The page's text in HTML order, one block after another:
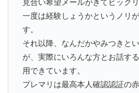
見合い希望メールがきてビックリ
一度は経験しょうかというノリ
す。
それ以降、なんだかやみつきと
が、実際にいろんな方とお話す
用できています。
プレマリは最高本人確認認証の